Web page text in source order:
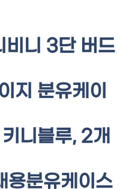
비니 3단 버드
지 분유케이
니블루, 2개
용분유케이스